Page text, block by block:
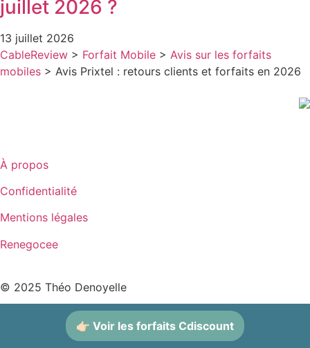
👉🏻 Voir les forfaits Cdiscount
juillet 2026 ?
13 juillet 2026
CableReview > Forfait Mobile > Avis sur les forfaits
mobiles > Avis Prixtel : retours clients et forfaits en 2026
À propos
Confidentialité
Mentions légales
Renegocee
© 2025 Théo Denoyelle